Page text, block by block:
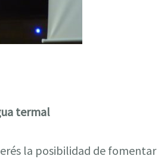
termal
la posibilidad de fomentar